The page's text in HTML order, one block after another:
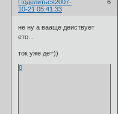
Поделиться 6
2007-
10-21 05:41:33
не ну а вааще деиствует
ето...
ток уже де=))
0